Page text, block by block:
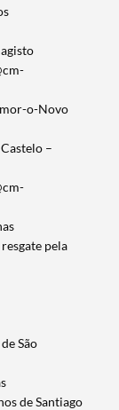
o-Novo
–
pela
São
de Santiago